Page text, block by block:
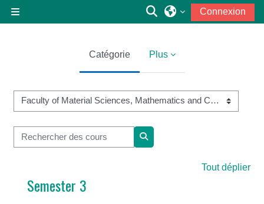
Activer/désactiver
Connexion
Catégorie Plus
Catégories de cours
Rechercher des cours
Tout déplier
Semester 3